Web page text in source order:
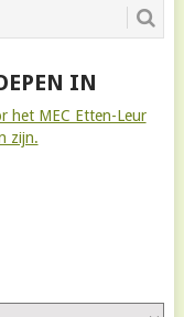
IN
het MEC Etten-Leur
zijn.